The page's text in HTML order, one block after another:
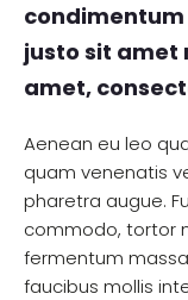
justo sit amet
amet,
Aenean eu leo
quam venenatis
pharetra augue.
commodo, tortor
fermentum
faucibus mollis